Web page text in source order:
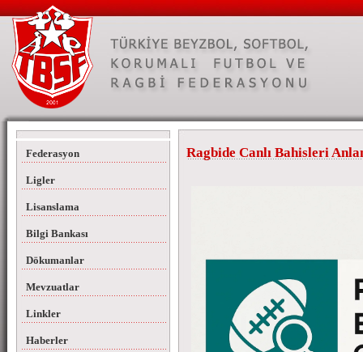
Federasyon
Ligler
Lisanslama
Bilgi Bankası
Dökumanlar
Mevzuatlar
Linkler
Haberler
Ragbide Canlı Bahisleri